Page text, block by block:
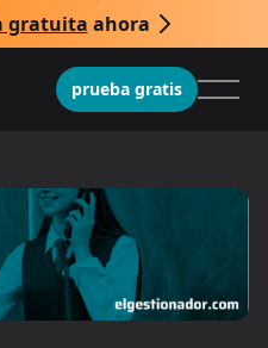
gratuita ahora
prueba gratis